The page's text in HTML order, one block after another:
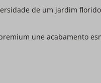
de um jardim
une acabamento